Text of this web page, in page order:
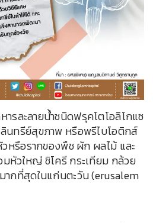
ารละลายน้ำชนิดฟรุคโตโอลิโกแซ
ลินทรีย์สุขภาพ หรือพรีไบโอติกส์
หรือรากของพืช ผัก ผลไม้ และ
หัวใหญ่ ชิโครี กระเทียม กล้วย
ากที่สุดในแก่นตะวัน (erusalem